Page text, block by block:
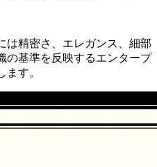
は精密さ、エレガンス、細部
の基準を反映するエンタープ
す。